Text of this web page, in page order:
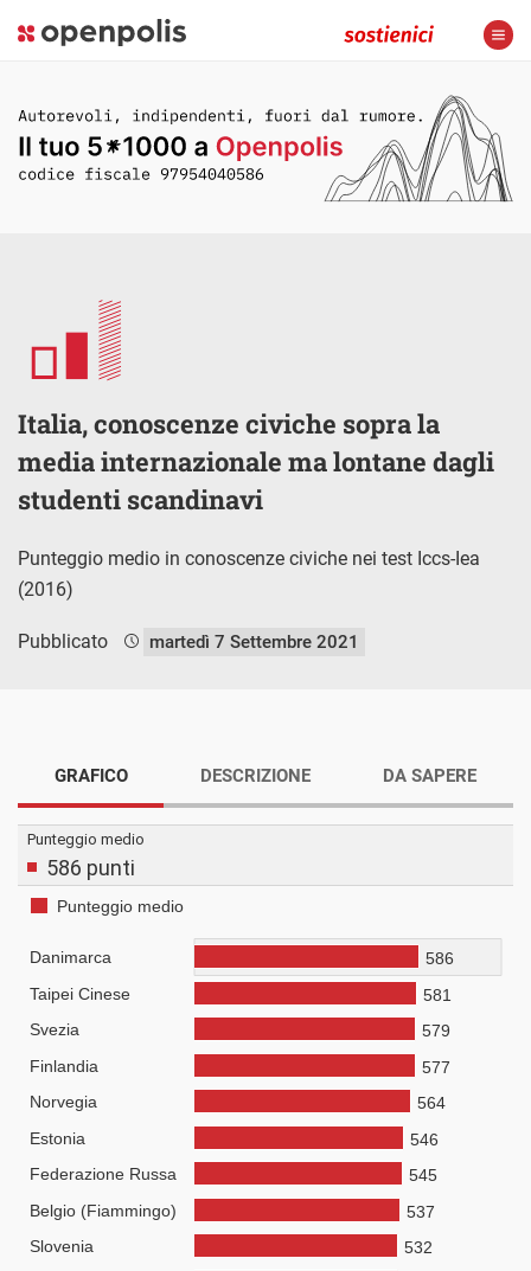
Italia, conoscenze civiche sopra la
media internazionale ma lontane dagli
studenti scandinavi
Punteggio medio in conoscenze civiche nei test Iccs-Iea
(2016)
Pubblicato martedì 7 Settembre 2021
GRAFICO DESCRIZIONE DA SAPERE